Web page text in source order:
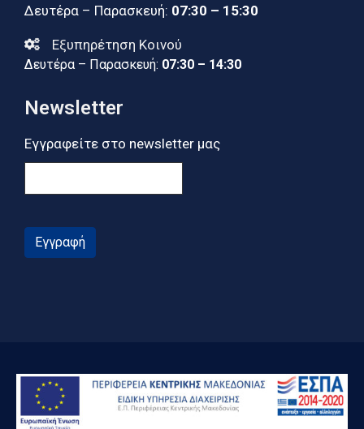
Δευτέρα – Παρασκευή: 07:30 – 15:30
Εξυπηρέτηση Κοινού
Δευτέρα – Παρασκευή: 07:30 – 14:30
Newsletter
Εγγραφείτε στο newsletter μας
Εγγραφή